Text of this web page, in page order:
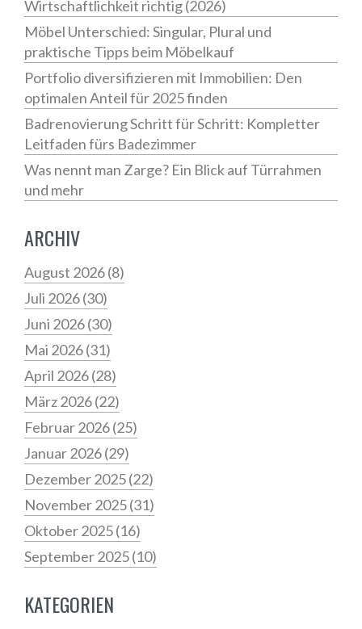
Wirtschaftlichkeit richtig (2026)
Möbel Unterschied: Singular, Plural und
praktische Tipps beim Möbelkauf
Portfolio diversifizieren mit Immobilien: Den
optimalen Anteil für 2025 finden
Badrenovierung Schritt für Schritt: Kompletter
Leitfaden fürs Badezimmer
Was nennt man Zarge? Ein Blick auf Türrahmen
und mehr
ARCHIV
August 2026(8)
Juli 2026(30)
Juni 2026(30)
Mai 2026(31)
April 2026(28)
März 2026(22)
Februar 2026(25)
Januar 2026(29)
Dezember 2025(22)
November 2025(31)
Oktober 2025(16)
September 2025(10)
KATEGORIEN